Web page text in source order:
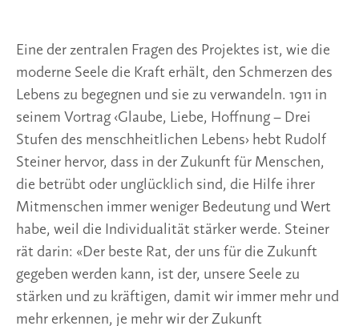
Eine der zentralen Fragen des Projektes ist, wie die
moderne Seele die Kraft erhält, den Schmerzen des
Lebens zu begegnen und sie zu verwandeln. 1911 in
seinem Vortrag ‹Glaube, Liebe, Hoffnung – Drei
Stufen des menschheitlichen Lebens› hebt Rudolf
Steiner hervor, dass in der Zukunft für Menschen,
die betrübt oder unglücklich sind, die Hilfe ihrer
Mitmenschen immer weniger Bedeutung und Wert
habe, weil die Individualität stärker werde. Steiner
rät darin: «Der beste Rat, der uns für die Zukunft
gegeben werden kann, ist der, unsere Seele zu
stärken und zu kräftigen, damit wir immer mehr und
mehr erkennen, je mehr wir der Zukunft